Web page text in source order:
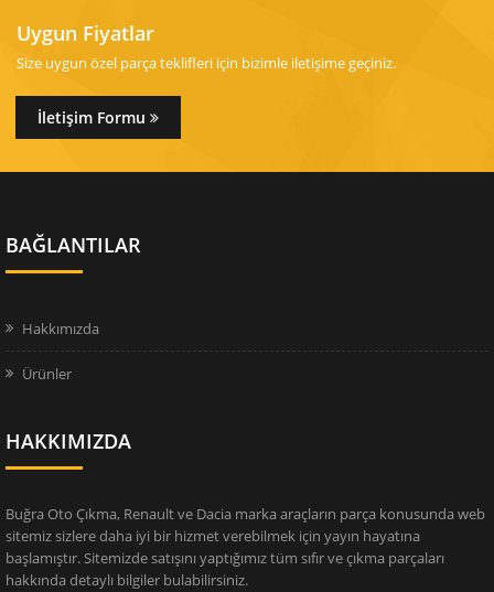
Uygun Fiyatlar
Size uygun özel parça teklifleri için bizimle iletişime geçiniz.
İletişim Formu
BAĞLANTILAR
Hakkımızda
Ürünler
HAKKIMIZDA
Buğra Oto Çıkma, Renault ve Dacia marka araçların parça konusunda web
sitemiz sizlere daha iyi bir hizmet verebilmek için yayın hayatına
başlamıştır. Sitemizde satışını yaptığımız tüm sıfır ve çıkma parçaları
hakkında detaylı bilgiler bulabilirsiniz.